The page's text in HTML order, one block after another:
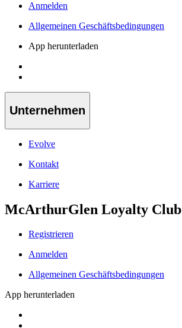
Anmelden
Allgemeinen Geschäftsbedingungen
App herunterladen
Unternehmen
Evolve
Kontakt
Karriere
McArthurGlen Loyalty Club
Registrieren
Anmelden
Allgemeinen Geschäftsbedingungen
App herunterladen